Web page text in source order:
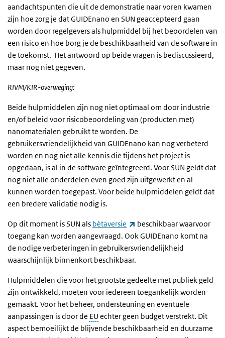
aandachtspunten die uit de demonstratie naar voren kwamen
zijn hoe zorg je dat GUIDEnano en SUN geaccepteerd gaan
worden door regelgevers als hulpmiddel bij het beoordelen van
een risico en hoe borg je de beschikbaarheid van de software in
de toekomst. Het antwoord op beide vragen is bediscussieerd,
maar nog niet gegeven.
RIVM/KIR-overweging:
Beide hulpmiddelen zijn nog niet optimaal om door industrie
en/of beleid voor risicobeoordeling van (producten met)
nanomaterialen gebruikt te worden. De
gebruikersvriendelijkheid van GUIDEnano kan nog verbeterd
worden en nog niet alle kennis die tijdens het project is
opgedaan, is al in de software geïntegreerd. Voor SUN geldt dat
nog niet alle onderdelen even goed zijn uitgewerkt en al
kunnen worden toegepast. Voor beide hulpmiddelen geldt dat
een bredere validatie nodig is.
Op dit moment is SUN als bètaversie (externe link)
beschikbaar waarvoor
toegang kan worden aangevraagd. Ook GUIDEnano komt na
de nodige verbeteringen in gebruikersvriendelijkheid
waarschijnlijk binnenkort beschikbaar.
Hulpmiddelen die voor het grootste gedeelte met publiek geld
zijn ontwikkeld, moeten voor iedereen toegankelijk worden
gemaakt. Voor het beheer, ondersteuning en eventuele
aanpassingen is door de EU echter geen budget verstrekt. Dit
aspect bemoeilijkt de blijvende beschikbaarheid en duurzame